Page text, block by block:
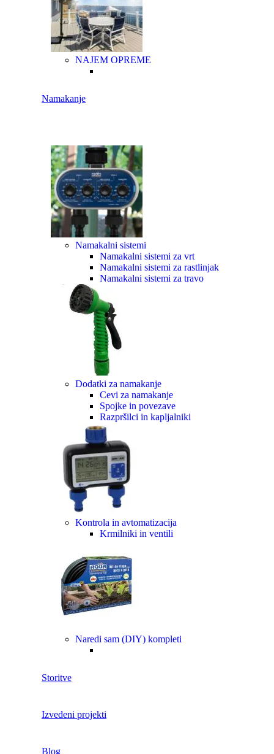
NAJEM OPREME
Namakanje
Namakalni sistemi
Namakalni sistemi za vrt
Namakalni sistemi za rastlinjak
Namakalni sistemi za travo
Dodatki za namakanje
Cevi za namakanje
Spojke in povezave
Razpršilci in kapljalniki
Kontrola in avtomatizacija
Krmilniki in ventili
Naredi sam (DIY) kompleti
Storitve
Izvedeni projekti
Blog